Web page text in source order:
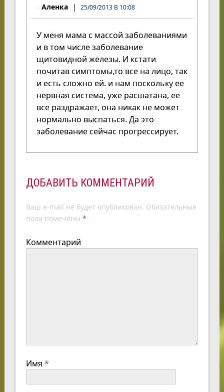
Аленка 25/09/2013 В 10:08
У меня мама с массой заболеваниями
и в том числе заболевание
щитовидной железы. И кстати
почитав симптомы,то все на лицо, так
и есть сложно ей. и нам поскольку ее
нервная система, уже расшатана, ее
все раздражает, она никак не может
нормально выспаться. Да это
заболевание сейчас прогрессирует.
ДОБАВИТЬ КОММЕНТАРИЙ
Ваш e-mail не будет опубликован. Обязательные
поля помечены *
Комментарий
Имя *